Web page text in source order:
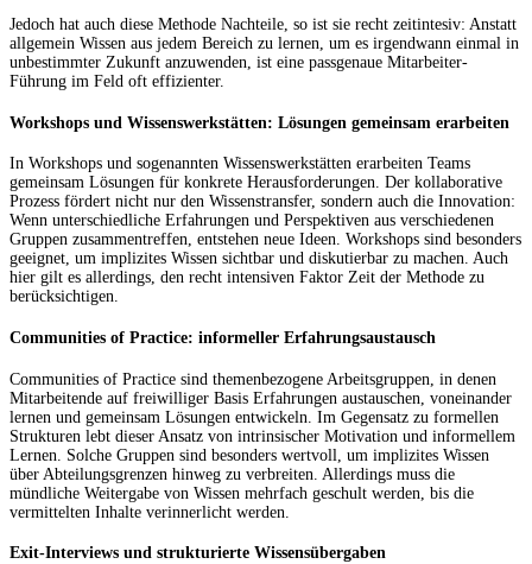
Jedoch hat auch diese Methode Nachteile, so ist sie recht zeitintesiv: Anstatt
allgemein Wissen aus jedem Bereich zu lernen, um es irgendwann einmal in
unbestimmter Zukunft anzuwenden, ist eine passgenaue Mitarbeiter-
Führung im Feld oft effizienter.
Workshops und Wissenswerkstätten: Lösungen gemeinsam erarbeiten
In Workshops und sogenannten Wissenswerkstätten erarbeiten Teams
gemeinsam Lösungen für konkrete Herausforderungen. Der kollaborative
Prozess fördert nicht nur den Wissenstransfer, sondern auch die Innovation:
Wenn unterschiedliche Erfahrungen und Perspektiven aus verschiedenen
Gruppen zusammentreffen, entstehen neue Ideen. Workshops sind besonders
geeignet, um implizites Wissen sichtbar und diskutierbar zu machen. Auch
hier gilt es allerdings, den recht intensiven Faktor Zeit der Methode zu
berücksichtigen.
Communities of Practice: informeller Erfahrungsaustausch
Communities of Practice sind themenbezogene Arbeitsgruppen, in denen
Mitarbeitende auf freiwilliger Basis Erfahrungen austauschen, voneinander
lernen und gemeinsam Lösungen entwickeln. Im Gegensatz zu formellen
Strukturen lebt dieser Ansatz von intrinsischer Motivation und informellem
Lernen. Solche Gruppen sind besonders wertvoll, um implizites Wissen
über Abteilungsgrenzen hinweg zu verbreiten. Allerdings muss die
mündliche Weitergabe von Wissen mehrfach geschult werden, bis die
vermittelten Inhalte verinnerlicht werden.
Exit-Interviews und strukturierte Wissensübergaben